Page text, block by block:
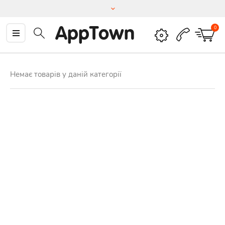
AppTown 0
Немає товарів у даній категорії